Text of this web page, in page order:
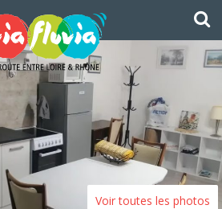
Voir toutes les photos